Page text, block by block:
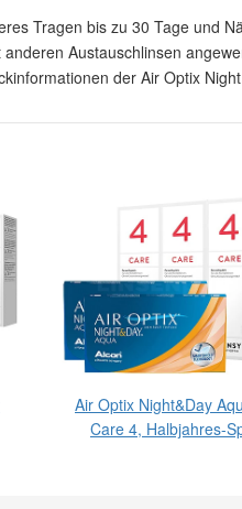
Tragen bis zu 30 Tage und
Austauschlinsen
der Air Optix
Air Optix Night&Day
Care 4, Halbjahres-